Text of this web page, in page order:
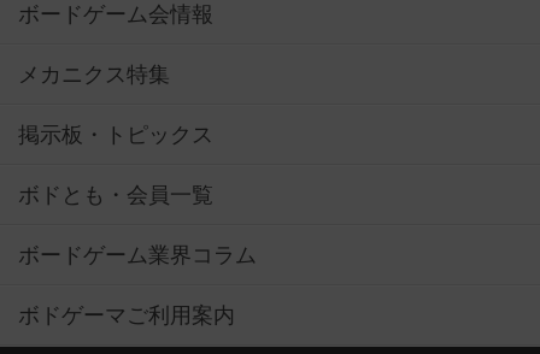
ボードゲーム会情報
メカニクス特集
掲示板・トピックス
ボドとも・会員一覧
ボードゲーム業界コラム
ボドゲーマご利用案内